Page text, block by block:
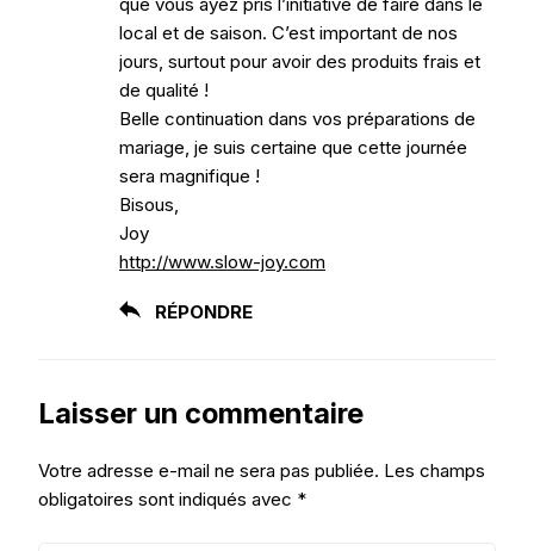
que vous ayez pris l’initiative de faire dans le
local et de saison. C’est important de nos
jours, surtout pour avoir des produits frais et
de qualité !
Belle continuation dans vos préparations de
mariage, je suis certaine que cette journée
sera magnifique !
Bisous,
Joy
http://www.slow-joy.com
RÉPONDRE
Laisser un commentaire
Votre adresse e-mail ne sera pas publiée. Les champs
obligatoires sont indiqués avec *